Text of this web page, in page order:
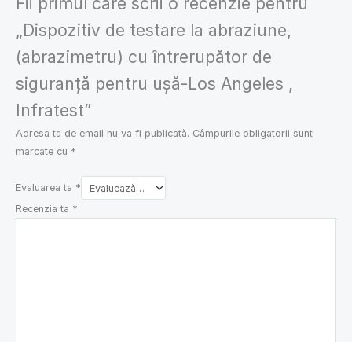
„Dispozitiv de testare la abraziune,
(abrazimetru) cu întrerupător de
siguranță pentru ușă-Los Angeles ,
Infratest”
Adresa ta de email nu va fi publicată. Câmpurile obligatorii sunt
marcate cu *
Evaluarea ta *
Recenzia ta *